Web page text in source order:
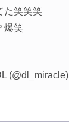
た笑笑笑
爆笑
(@dl_miracle)